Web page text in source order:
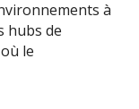
à
hubs de
le